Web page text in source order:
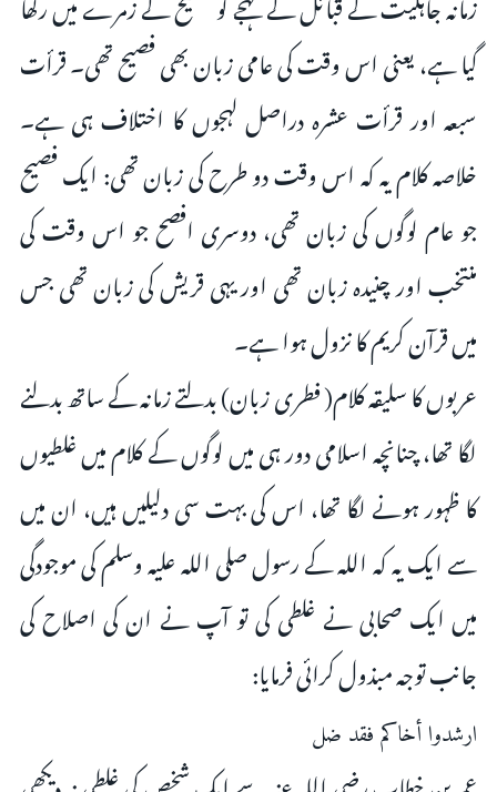
گیا ہے، یعنی اس وقت کی عامی زبان بھی فصیح تھی۔ قرأت
سبعہ اور قرأت عشرہ دراصل لہجوں کا اختلاف ہی ہے۔
خلاصہ کلام یہ کہ اس وقت دو طرح کی زبان تھی: ایک فصیح
جو عام لوگوں کی زبان تھی، دوسری افصح جو اس وقت کی
منتخب اور چنیدہ زبان تھی اور یہی قریش کی زبان تھی جس
میں قرآن کریم کا نزول ہوا ہے۔
عربوں کا سلیقہ کلام( فطری زبان) بدلتے زمانہ کے ساتھ بدلنے
لگا تھا، چنانچہ اسلامی دور ہی میں لوگوں کے کلام میں غلطیوں
کا ظہور ہونے لگا تھا، اس کی بہت سی دلیلیں ہیں، ان میں
سے ایک یہ کہ اللہ کے رسول صلی اللہ علیہ وسلم کی موجودگی
میں ایک صحابی نے غلطی کی تو آپ نے ان کی اصلاح کی
جانب توجہ مبذول کرائی فرمایا:
ارشدوا أخاکم فقد ضل